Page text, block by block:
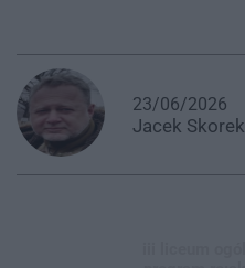
23/06/2026
Jacek Skorek